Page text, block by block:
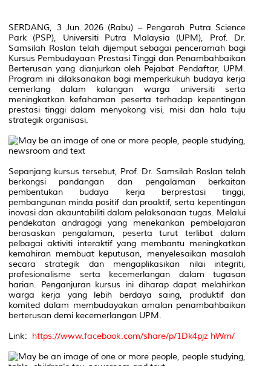
SERDANG, 3 Jun 2026 (Rabu) – Pengarah Putra Science
Park (PSP), Universiti Putra Malaysia (UPM), Prof. Dr.
Samsilah Roslan telah dijemput sebagai penceramah bagi
Kursus Pembudayaan Prestasi Tinggi dan Penambahbaikan
Berterusan yang dianjurkan oleh Pejabat Pendaftar, UPM.
Program ini dilaksanakan bagi memperkukuh budaya kerja
cemerlang dalam kalangan warga universiti serta
meningkatkan kefahaman peserta terhadap kepentingan
prestasi tinggi dalam menyokong visi, misi dan hala tuju
strategik organisasi.
Sepanjang kursus tersebut, Prof. Dr. Samsilah Roslan telah
berkongsi pandangan dan pengalaman berkaitan
pembentukan budaya kerja berprestasi tinggi,
pembangunan minda positif dan proaktif, serta kepentingan
inovasi dan akauntabiliti dalam pelaksanaan tugas. Melalui
pendekatan andragogi yang menekankan pembelajaran
berasaskan pengalaman, peserta turut terlibat dalam
pelbagai aktiviti interaktif yang membantu meningkatkan
kemahiran membuat keputusan, menyelesaikan masalah
secara strategik dan mengaplikasikan nilai integriti,
profesionalisme serta kecemerlangan dalam tugasan
harian. Penganjuran kursus ini diharap dapat melahirkan
warga kerja yang lebih berdaya saing, produktif dan
komited dalam membudayakan amalan penambahbaikan
berterusan demi kecemerlangan UPM.
Link: https://www.facebook.com/share/p/1Dk4pjz hWm/